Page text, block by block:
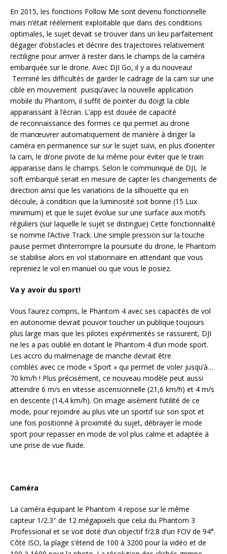
En 2015, les fonctions Follow Me sont devenu fonctionnelle
mais n’était réélement exploitable que dans des conditions
optimales, le sujet devait se trouver dans un lieu parfaitement
dégager d’obstacles et décrire des trajectoires relativement
rectiligne pour arriver à rester dans le champs de la caméra
embarquée sur le drone. Avec DJI Go, il y a du nouveau!
Terminé les difficultés de garder le cadrage de la cam sur une
cible en mouvement puisqu’avec la nouvelle application
mobile du Phantom, il suffit de pointer du doigt la cible
apparaissant à l’écran. L’app est douée de capacité
de reconnaissance des formes ce qui permet au drone
de manœuvrer automatiquement de manière à diriger la
caméra en permanence sur sur le sujet suivi, en plus d’orienter
la cam, le drone pivote de lui même pour éviter que le train
apparaisse dans le champs. Selon le communiqué de DJI, le
soft embarqué serait en mesure de capter les changements de
direction ainsi que les variations de la silhouette qui en
découle, à condition que la luminosité soit bonne (15 Lux
minimum) et que le sujet évolue sur une surface aux motifs
réguliers (sur laquelle le sujet se distingue) Cette fonctionnalité
se nomme l’Active Track. Une simple pression sur la touche
pause permet d’interrompre la poursuite du drone, le Phantom
se stabilise alors en vol stationnaire en attendant que vous
repreniez le vol en manuel ou que vous le posiez.
Va y avoir du sport!
Vous l’aurez compris, le Phantom 4 avec ses capacités de vol
en autonomie devrait pouvoir toucher un publique toujours
plus large mais que les pilotes expérimentés se rassurent, DJI
ne les a pas oublié en dotant le Phantom 4 d’un mode sport.
Les accro du malmenage de manche devrait être
comblés avec ce mode « Sport » qui permet de voler jusqu’à…
70 km/h ! Plus précisément, ce nouveau modèle peut aussi
atteindre 6 m/s en vitesse ascensionnelle (21,6 km/h) et 4 m/s
en descente (14,4 km/h). On image aisément l’utilité de ce
mode, pour rejoindre au plus vite un sportif sur son spot et
une fois positionné à proximité du sujet, débrayer le mode
sport pour repasser en mode de vol plus calme et adaptée à
une prise de vue fluide.
Caméra
La caméra équipant le Phantom 4 repose sur le même
capteur 1/2.3″ de 12 mégapixels que celui du Phantom 3
Professional et se voit doté d’un objectif f/2.8 d’un FOV de 94°.
Côté ISO, la plage s’étend de 100 à 3200 pour la vidéo et de